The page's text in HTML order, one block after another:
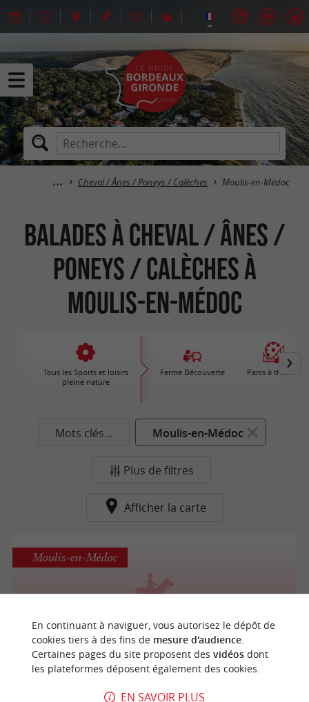
Cheval / Ânes / Poneys / Calèches Moulis-en-Médoc
Balades à Cheval / Ânes /
Poneys / Calèches à
Moulis-en-Médoc
Tous les Sports et loisirs
pleine nature
Ferme Découverte Parcs à thèmes
Mots clés... Moulis-en-Médoc
Plus de filtres
Afficher la carte
Le Ranch des Lamberts
Moulis-en-Médoc
En continuant à naviguer, vous autorisez le dépôt de
cookies tiers à des fins de mesure d'audience.
Certaines pages du site proposent des vidéosdont
les plateformes déposent également des cookies.
EN SAVOIR PLUS